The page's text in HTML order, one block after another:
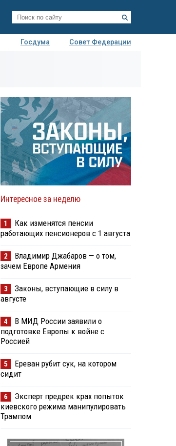
Госдума
Совет Федерации
Интересное за неделю
1
Как изменятся пенсии
работающих пенсионеров с 1 августа
2
Владимир Джабаров — о том,
зачем Европе Армения
3
Законы, вступающие в силу в
августе
4
В МИД России заявили о
подготовке Европы к войне с
Россией
5
Ереван рубит сук, на котором
сидит
6
Эксперт предрек крах попыток
киевского режима манипулировать
Трампом